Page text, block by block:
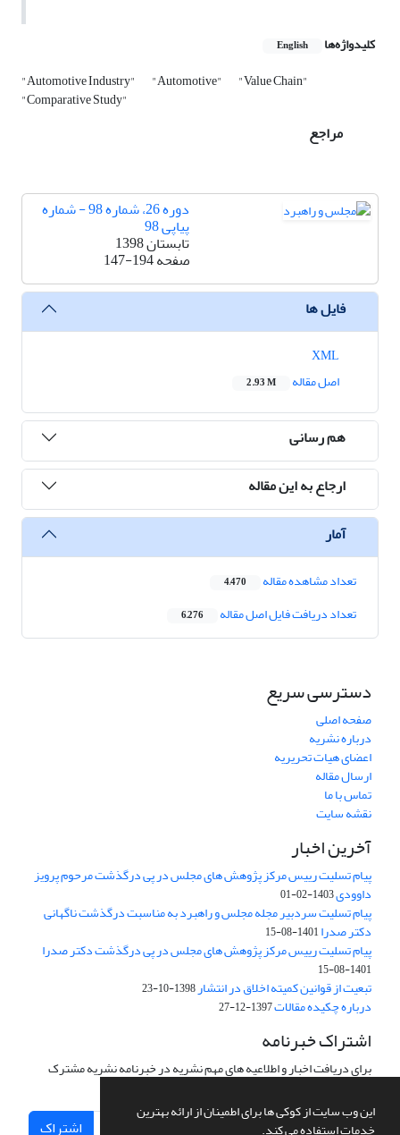
این وب سایت از کوکی ها برای اطمینان از ارائه بهترین
خدمات استفاده می کند.
کلیدواژه‌ها English
"Automotive Industry" "Automotive" "Value Chain"
"Comparative Study"
مراجع
دوره 26، شماره 98 - شماره
پیاپی 98
تابستان 1398
صفحه147-194
فایل ها
اصل مقاله
2.93 M
هم رسانی
ارجاع به این مقاله
آمار
تعداد مشاهده مقاله 4,470
تعداد دریافت فایل اصل مقاله 6,276
دسترسی سریع
صفحه اصلی
درباره نشریه
اعضای هیات تحریریه
ارسال مقاله
تماس با ما
نقشه سایت
آخرین اخبار
پیام تسلیت رییس مرکز پژوهش های مجلس در پی درگذشت مرحوم پرویز
داوودی1403-02-01
پیام تسلیت سردبیر مجله مجلس و راهبرد به مناسبت درگذشت ناگهانی
دکتر صدرا1401-08-15
پیام تسلیت رییس مرکز پژوهش های مجلس در پی درگذشت دکتر صدرا
1401-08-15
تبعیت از قوانین کمیته اخلاق در انتشار1398-10-23
درباره چکیده مقالات1397-12-27
اشتراک خبرنامه
برای دریافت اخبار و اطلاعیه های مهم نشریه در خبرنامه نشریه مشترک
اشتراک